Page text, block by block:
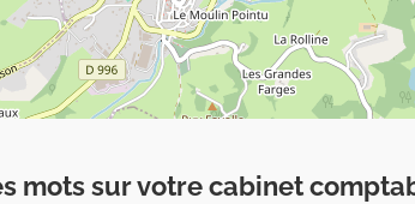
mots sur votre cabinet